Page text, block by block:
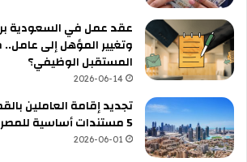
وتغيير المؤهل إلى عامل..
المستقبل الوظيفي؟
2026-06-14
تجديد إقامة العاملين
5 مستندات أساسية للمصريين
2026-06-01